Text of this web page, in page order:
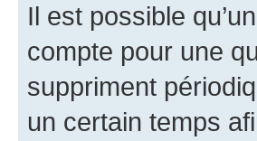
Il est possible
compte pour une
suppriment
un certain temps